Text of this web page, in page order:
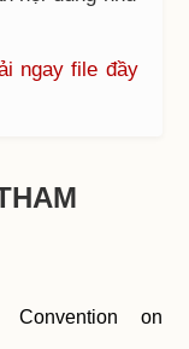
ngay file đầy
on